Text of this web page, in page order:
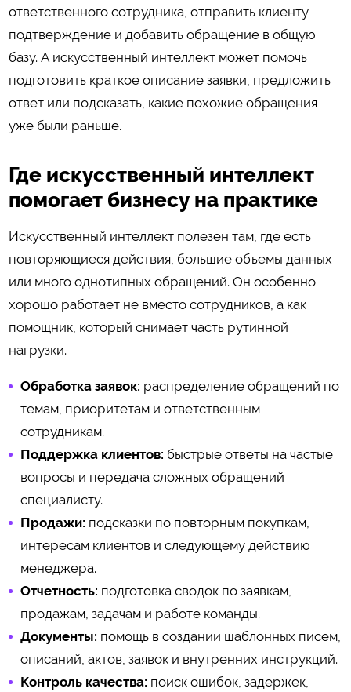
ответственного сотрудника, отправить клиенту
подтверждение и добавить обращение в общую
базу. А искусственный интеллект может помочь
подготовить краткое описание заявки, предложить
ответ или подсказать, какие похожие обращения
уже были раньше.
Где искусственный интеллект
помогает бизнесу на практике
Искусственный интеллект полезен там, где есть
повторяющиеся действия, большие объемы данных
или много однотипных обращений. Он особенно
хорошо работает не вместо сотрудников, а как
помощник, который снимает часть рутинной
нагрузки.
Обработка заявок: распределение обращений по
темам, приоритетам и ответственным
сотрудникам.
Поддержка клиентов: быстрые ответы на частые
вопросы и передача сложных обращений
специалисту.
Продажи: подсказки по повторным покупкам,
интересам клиентов и следующему действию
менеджера.
Отчетность: подготовка сводок по заявкам,
продажам, задачам и работе команды.
Документы: помощь в создании шаблонных писем,
описаний, актов, заявок и внутренних инструкций.
Контроль качества: поиск ошибок, задержек,